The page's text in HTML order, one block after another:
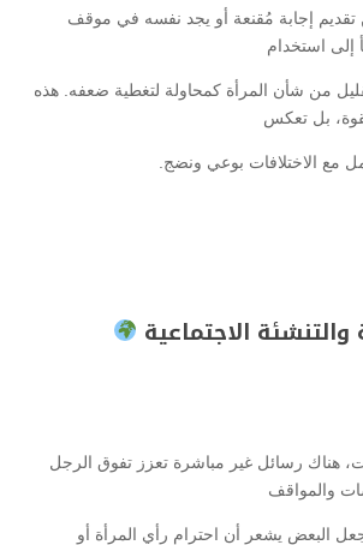
تقديم إجابة مُقنعة أو يجد نفسه في موقف
إلى استخدام
من شأن المرأة كمحاولة لتغطية ضعفه. هذه
بل تعكس
مع الاختلافات بوعي ونضج.
هناك رسائل غير مباشرة تعزز تفوق الرجل
والمواقف
تجعل البعض يشعر أن احترام رأي المرأة أو